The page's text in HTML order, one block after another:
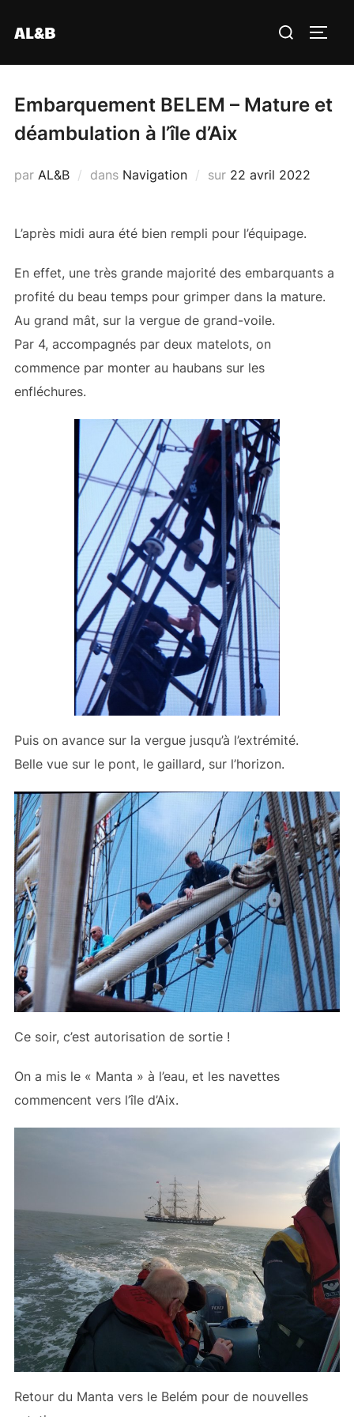
AL&B Rechercher :
Embarquement BELEM – Mature et
déambulation à l’île d’Aix
par AL&B dans Navigation sur Publié
22 avril 2022
L’après midi aura été bien rempli pour l’équipage.
En effet, une très grande majorité des embarquants a
profité du beau temps pour grimper dans la mature.
Au grand mât, sur la vergue de grand-voile.
Par 4, accompagnés par deux matelots, on
commence par monter au haubans sur les
enfléchures.
Puis on avance sur la vergue jusqu’à l’extrémité.
Belle vue sur le pont, le gaillard, sur l’horizon.
Ce soir, c’est autorisation de sortie !
On a mis le « Manta » à l’eau, et les navettes
commencent vers l’île d’Aix.
Retour du Manta vers le Belém pour de nouvelles